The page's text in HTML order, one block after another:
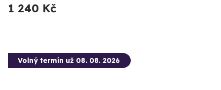
1 240 Kč
Volný termín už 08. 08. 2026